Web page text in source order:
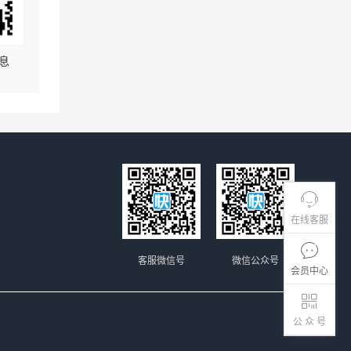
在线客服
会员中心
公 众 号
微信公众号
客服微信号